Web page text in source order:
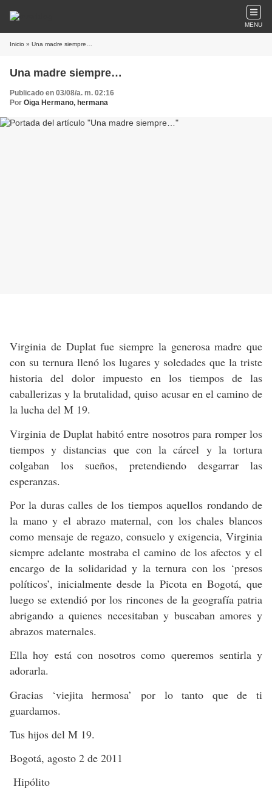
MENU
Inicio » Una madre siempre…
Una madre siempre…
Publicado en 03/08/a. m. 02:16
Por Oiga Hermano, hermana
Virginia de Duplat fue siempre la generosa madre que
con su ternura llenó los lugares y soledades que la triste
historia del dolor impuesto en los tiempos de las
caballerizas y la brutalidad, quiso acusar en el camino de
la lucha del M 19.
Virginia de Duplat habitó entre nosotros para romper los
tiempos y distancias que con la cárcel y la tortura
colgaban los sueños, pretendiendo desgarrar las
esperanzas.
Por la duras calles de los tiempos aquellos rondando de
la mano y el abrazo maternal, con los chales blancos
como mensaje de regazo, consuelo y exigencia, Virginia
siempre adelante mostraba el camino de los afectos y el
encargo de la solidaridad y la ternura con los ‘presos
políticos’, inicialmente desde la Picota en Bogotá, que
luego se extendió por los rincones de la geografía patria
abrigando a quienes necesitaban y buscaban amores y
abrazos maternales.
Ella hoy está con nosotros como queremos sentirla y
adorarla.
Gracias ‘viejita hermosa’ por lo tanto que de ti
guardamos.
Tus hijos del M 19.
Bogotá, agosto 2 de 2011
Hipólito